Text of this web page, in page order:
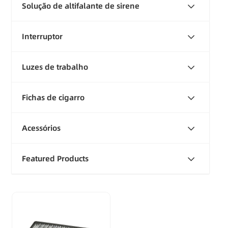
Solução de altifalante de sirene
Interruptor
Luzes de trabalho
Fichas de cigarro
Acessórios
Featured Products